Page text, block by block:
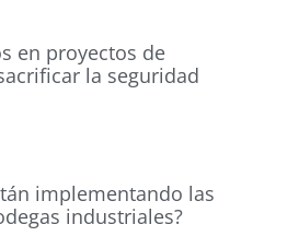
en proyectos de
la seguridad
implementando las
industriales?